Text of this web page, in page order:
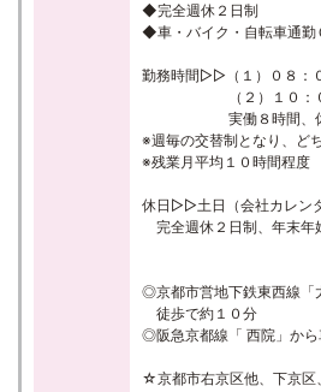
◆完全週休２日制
◆車・バイク・自転車通勤
勤務時間▷▷（１）０８：
（２）１０：００
実働８時間、休
※週毎の交替制となり、ど
※残業月平均１０時間程度
休日▷▷土日（会社カレン
完全週休２日制、年末年
◎京都市営地下鉄東西線「
徒歩で約１０分
◎阪急京都線「 西院」か
☆京都市右京区他、下京区